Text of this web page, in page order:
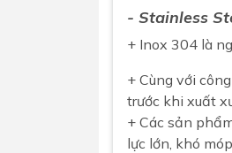
- Stainless
+ Inox 304 là
+ Cùng với
trước khi xuất
+ Các sản
lực lớn, khó